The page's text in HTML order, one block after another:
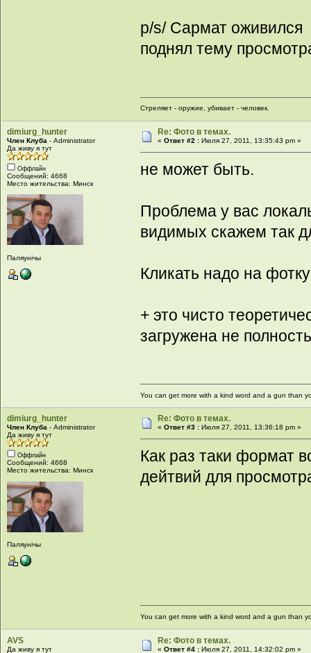
p/s/ Сармат оживился
поднял тему
Стреляет - оружие, убивает - человек.
dimiurg_hunter
Член Клуба - Administrator
Да живу я тут
Оффлайн
Сообщений: 4668
Место жительства: Минск
Паляунiчы
Re: Фото в темах.
«Ответ #2 : Июля 27, 2011, 13:35:43 pm »
не может быть.
Проблема у вас
видимых скажем так
Кликать надо на
+ это чисто
загружена не
You can get more with a kind word and a gun than
dimiurg_hunter
Член Клуба - Administrator
Да живу я тут
Оффлайн
Сообщений: 4668
Место жительства: Минск
Паляунiчы
Re: Фото в темах.
«Ответ #3 : Июля 27, 2011, 13:36:18 pm »
Как раз таки формат
дейтвий для
You can get more with a kind word and a gun than
AVS
Да живу я тут
Re: Фото в темах.
«Ответ #4 : Июля 27, 2011, 14:32:02 pm »